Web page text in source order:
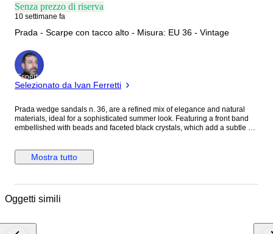
Senza prezzo di riserva
10 settimane fa
Prada - Scarpe con tacco alto - Misura: EU 36 - Vintage
Esperto
Selezionato da Ivan Ferretti
Prada wedge sandals n. 36, are a refined mix of elegance and natural
materials, ideal for a sophisticated summer look. Featuring a front band
embellished with beads and faceted black crystals, which add a subtle yet
fashion" twist. Closure with Thin black patent leather ankle strap with
silver metal buckle. Excellent condition. We're sorry but we don't ship to
shipping list. We want your shoes to arrive in perfect condition and
specifically created for transport and ensuring shipping where possible.
Mostra tutto
Oggetti simili